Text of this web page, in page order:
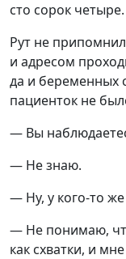
сто сорок четыре.
Рут не
и адресом
да и беременных
пациенток не
— Вы
— Не знаю.
— Ну, у кого-то
— Не понимаю,
как схватки, и